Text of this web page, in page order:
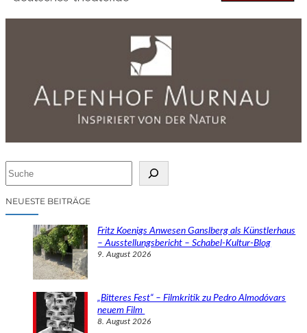
cNEUESTE BEITRÄGE
Fritz Koenigs Anwesen Ganslberg als Künstlerhaus
– Ausstellungsbericht – Schabel-Kultur-Blog
9. August 2026
„Bitteres Fest“ – Filmkritik zu Pedro Almodóvars
neuem Film
8. August 2026